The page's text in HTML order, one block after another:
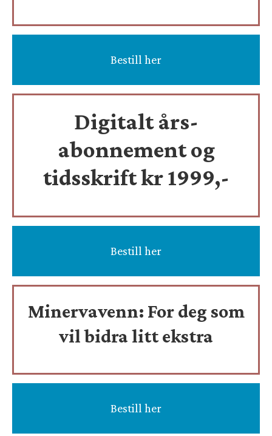
Bestill her
Digitalt års-
abonnement og
tidsskriftkr 1999,-
Bestill her
Minervavenn: For deg som
vil bidra litt ekstra
Bestill her